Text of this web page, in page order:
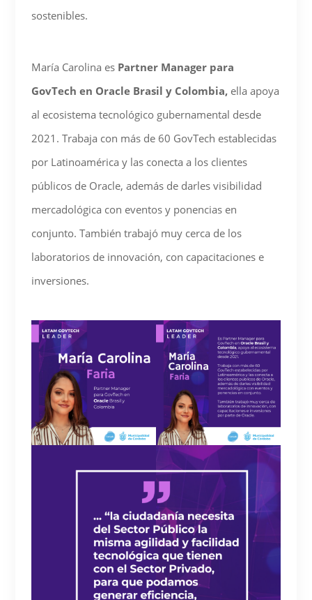
sostenibles.
María Carolina es Partner Manager para
GovTech en Oracle Brasil y Colombia,ella apoya
al ecosistema tecnológico gubernamental desde
2021. Trabaja con más de 60 GovTech establecidas
por Latinoamérica y las conecta a los clientes
públicos de Oracle, además de darles visibilidad
mercadológica con eventos y ponencias en
conjunto. También trabajó muy cerca de los
laboratorios de innovación, con capacitaciones e
inversiones.